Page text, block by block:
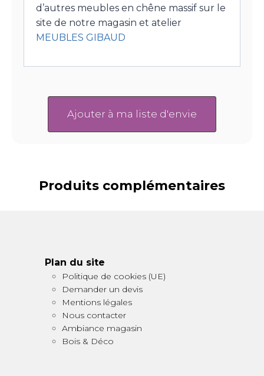
d’autres meubles en chêne massif sur le
site de notre magasin et atelier
MEUBLES GIBAUD
Ajouter à ma liste d'envie
Produits complémentaires
Plan du site
Politique de cookies (UE)
Demander un devis
Mentions légales
Nous contacter
Ambiance magasin
Bois & Déco